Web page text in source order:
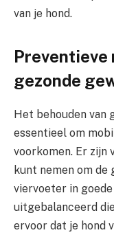
van je hond.
Preventieve
gezonde
Het behouden van
essentieel om
voorkomen. Er zijn
kunt nemen om
viervoeter in
uitgebalanceerd
ervoor dat je hond